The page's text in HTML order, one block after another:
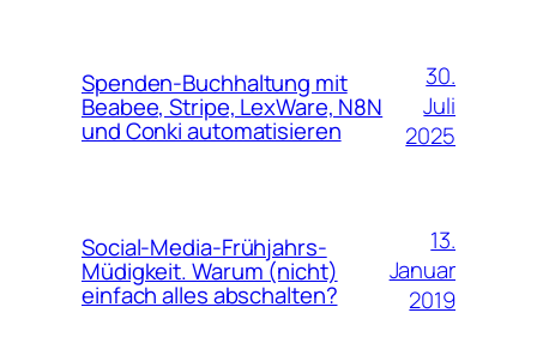
Spenden-Buchhaltung mit
Beabee, Stripe, LexWare, N8N
und Conki automatisieren
30.
Juli
2025
Social-Media-Frühjahrs-
Müdigkeit. Warum (nicht)
einfach alles abschalten?
13.
Januar
2019